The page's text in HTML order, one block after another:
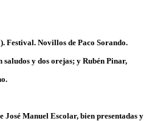
Festival. Novillos de Paco Sorando.
y dos orejas; y Rubén Pinar,
José Manuel Escolar, bien presentadas y